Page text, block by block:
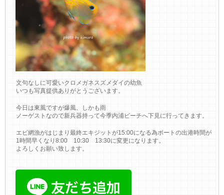
文句なしに可愛いクロメガネスズメダイの幼魚
いつも写真提供ありがとうございます。
今日は東風ですが爆風、しかも雨
ノーゲストなので新兵器持って今季内浦ビーチへ下見に行ってきます。
エビ網漁がはじまり最終エキジットが15:00になる為ボートの出港時間が
1時間早くなり8:00 10:30 13:30に変更になります。
よろしくお願い致します。